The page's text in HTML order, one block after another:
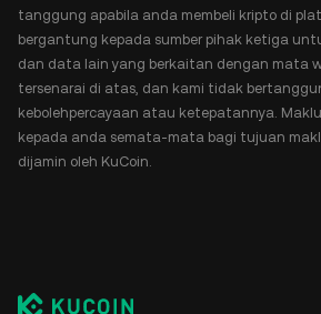
tanggung apabila anda membeli kripto di
bergantung kepada sumber pihak ketiga
dan data lain yang berkaitan dengan mata
tersenarai di atas, dan kami tidak
kebolehpercayaan atau ketepatannya.
kepada anda semata-mata bagi tujuan
dijamin oleh KuCoin.